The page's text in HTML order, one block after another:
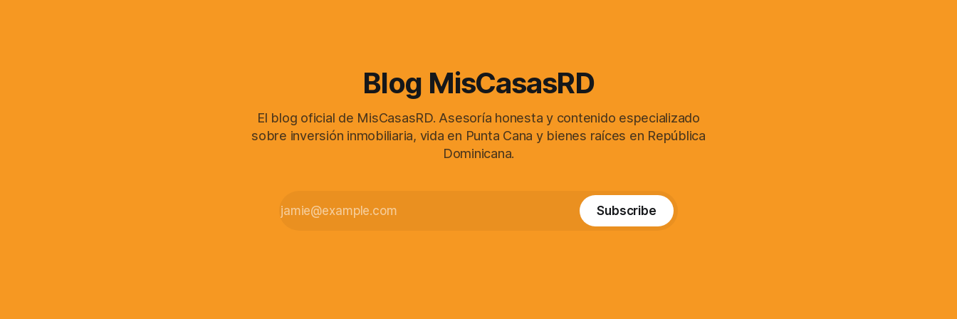
Blog MisCasasRD
El blog oficial de MisCasasRD. Asesoría honesta y contenido especializado
sobre inversión inmobiliaria, vida en Punta Cana y bienes raíces en República
Dominicana.
Subscribe